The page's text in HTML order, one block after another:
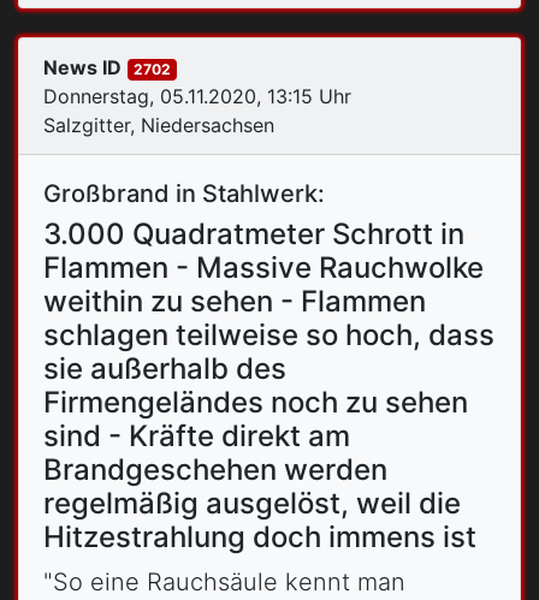
Donnerstag, 05.11.2020, 13:15 Uhr
Salzgitter, Niedersachsen
News ID 2702
Großbrand in Stahlwerk:
3.000 Quadratmeter Schrott in
Flammen - Massive Rauchwolke
weithin zu sehen - Flammen
schlagen teilweise so hoch, dass
sie außerhalb des
Firmengeländes noch zu sehen
sind - Kräfte direkt am
Brandgeschehen werden
regelmäßig ausgelöst, weil die
Hitzestrahlung doch immens ist
"So eine Rauchsäule kennt man